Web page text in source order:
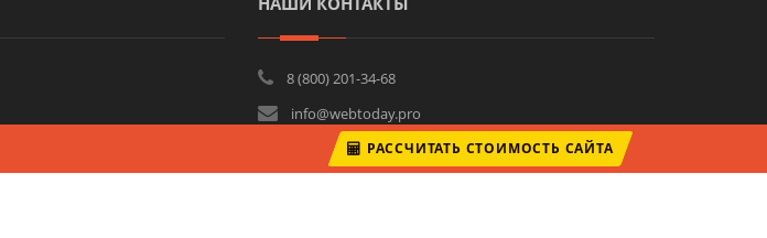
8 (800) 201-34-68
info@webtoday.pro
Санкт-Петербург, Большой Сампсониевский просп.,
61, корп. 2
РАСCЧИТАТЬ СТОИМОСТЬ САЙТА